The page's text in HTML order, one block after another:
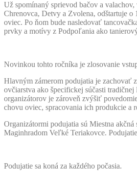
Už spomínaný sprievod bačov a
Chrenovca, Detvy a Zvolena, odštartuje o
oviec. Po ňom bude nasledovať
prvky a motívy z Podpoľania ako
Novinkou tohto ročníka je zlosovanie
Hlavným zámerom podujatia je zachovať
ovčiarstva ako špecifickej súčasti
organizátorov je zároveň zvýšiť
chovu oviec, spracovania ich produkcie a
Organizátormi podujatia sú Miestna
Maginhradom Veľké Teriakovce.
Podujatie sa koná za každého počasia.